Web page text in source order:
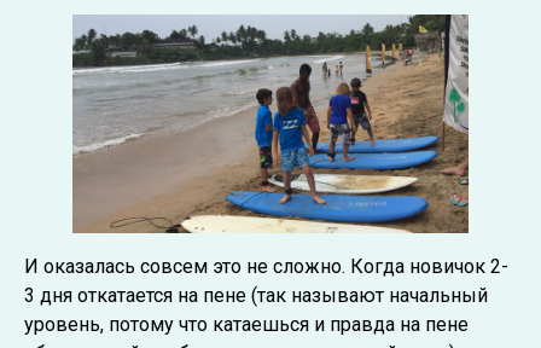
И оказалась совсем это не сложно. Когда новичок 2-
3 дня откатается на пене (так называют начальный
уровень, потому что катаешься и правда на пене